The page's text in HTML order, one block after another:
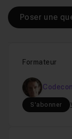
Formateur
S'abonner
Poser une